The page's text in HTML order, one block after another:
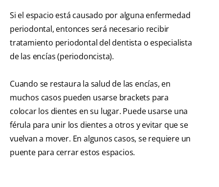
Si el espacio está causado por alguna enfermedad
periodontal, entonces será necesario recibir
tratamiento periodontal del dentista o especialista
de las encías (periodoncista).
Cuando se restaura la salud de las encías, en
muchos casos pueden usarse brackets para
colocar los dientes en su lugar. Puede usarse una
férula para unir los dientes a otros y evitar que se
vuelvan a mover. En algunos casos, se requiere un
puente para cerrar estos espacios.